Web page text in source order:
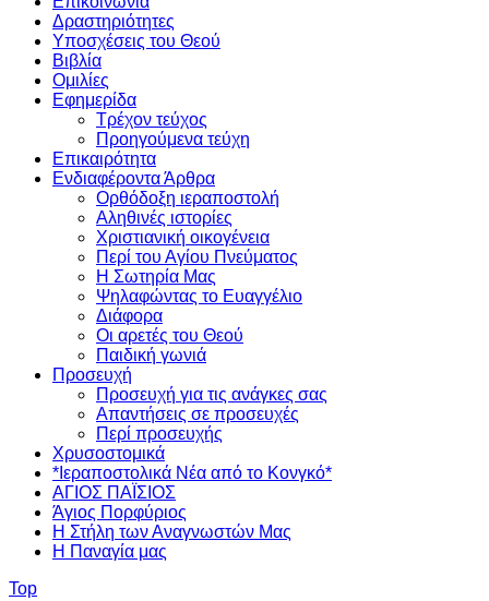
Δραστηριότητες
Υποσχέσεις του Θεού
Βιβλία
Ομιλίες
Εφημερίδα
Τρέχον τεύχος
Προηγούμενα τεύχη
Επικαιρότητα
Ενδιαφέροντα Άρθρα
Ορθόδοξη ιεραποστολή
Αληθινές ιστορίες
Χριστιανική οικογένεια
Περί του Αγίου Πνεύματος
Η Σωτηρία Μας
Ψηλαφώντας το Ευαγγέλιο
Διάφορα
Οι αρετές του Θεού
Παιδική γωνιά
Προσευχή
Προσευχή για τις ανάγκες σας
Απαντήσεις σε προσευχές
Περί προσευχής
Χρυσοστομικά
*Ιεραποστολικά Νέα από το Κονγκό*
ΑΓΙΟΣ ΠΑΪΣΙΟΣ
Άγιος Πορφύριος
Η Στήλη των Αναγνωστών Mας
Η Παναγία μας
Top